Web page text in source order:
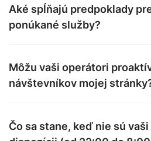
Aké spĺňajú predpoklady
ponúkané služby?
Môžu vaši operátori
návštevníkov mojej
Čo sa stane, keď nie sú